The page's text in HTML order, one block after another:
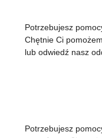
Potrzebujesz
Chętnie Ci
lub odwiedź nasz
Potrzebujesz